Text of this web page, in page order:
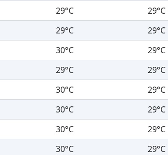
29°C
29°C
29°C
29°C
30°C
29°C
29°C
29°C
30°C
29°C
30°C
29°C
30°C
29°C
30°C
29°C